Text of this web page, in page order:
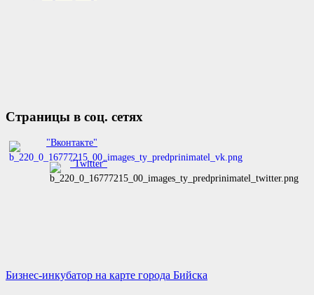
Страницы в соц. сетях
"Вконтакте"
"Twitter"
Бизнес-инкубатор на карте города Бийска